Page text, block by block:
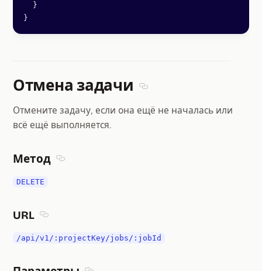
  }
}
Отмена задачи
Отмените задачу, если она ещё не началась или
всё ещё выполняется.
Метод
DELETE
URL
/api/v1/:projectKey/jobs/:jobId